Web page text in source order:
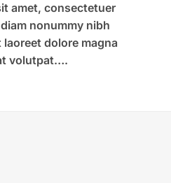
amet, consectetuer
nonummy nibh
dolore magna
volutpat….